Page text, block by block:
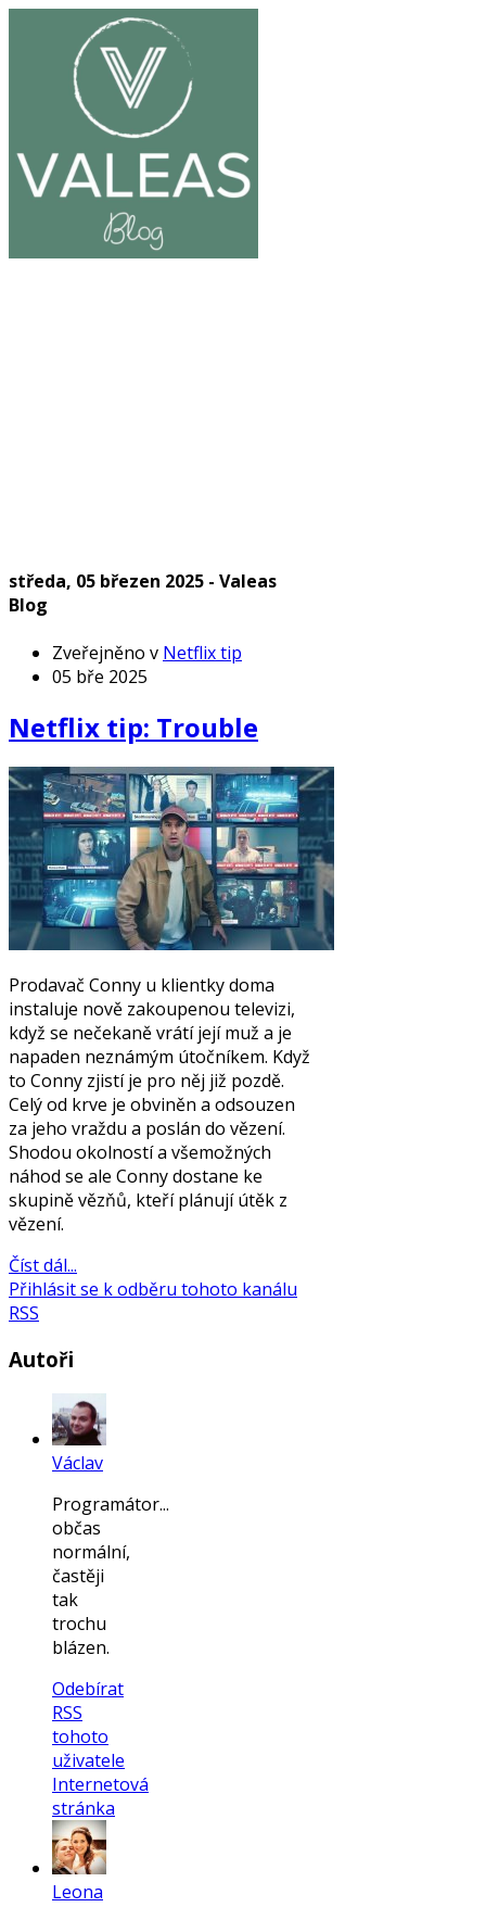
středa, 05 březen 2025 - Valeas
Blog
Zveřejněno v Netflix tip
05 bře 2025
Netflix tip: Trouble
Prodavač Conny u klientky doma
instaluje nově zakoupenou televizi,
když se nečekaně vrátí její muž a je
napaden neznámým útočníkem. Když
to Conny zjistí je pro něj již pozdě.
Celý od krve je obviněn a odsouzen
za jeho vraždu a poslán do vězení.
Shodou okolností a všemožných
náhod se ale Conny dostane ke
skupině vězňů, kteří plánují útěk z
vězení.
Číst dál...
Přihlásit se k odběru tohoto kanálu
RSS
Autoři
Václav
Programátor...
občas
normální,
častěji
tak
trochu
blázen.
Odebírat
RSS
tohoto
uživatele
Internetová
stránka
Leona